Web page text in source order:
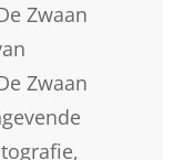
Zwaan
Zwaan